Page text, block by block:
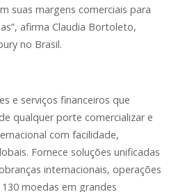
suas margens comerciais para
afirma Claudia Bortoleto,
no Brasil.
e serviços financeiros que
qualquer porte comercializar e
com facilidade,
Fornece soluções unificadas
internacionais, operações
moedas em grandes